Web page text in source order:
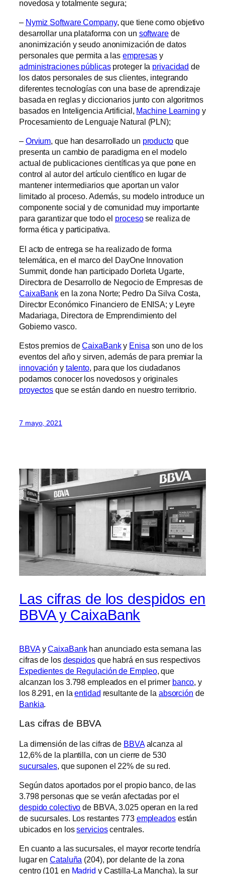
novedosa y totalmente segura;
– Nymiz Software Company, que tiene como objetivo
desarrollar una plataforma con un softwarede
anonimización y seudo anonimización de datos
personales que permita a lasempresas y
administraciones públicasproteger la privacidad de
los datos personales de sus clientes, integrando
diferentes tecnologías con una base de aprendizaje
basada en reglas y diccionarios junto con algoritmos
basados en Inteligencia Artificial, Machine Learning y
Procesamiento de Lenguaje Natural (PLN);
– Orvium, que han desarrollado un productoque
presenta un cambio de paradigma en el modelo
actual de publicaciones científicas ya que pone en
control al autor del artículo científico en lugar de
mantener intermediarios que aportan un valor
limitado al proceso. Además, su modelo introduce un
componente social y de comunidad muy importante
para garantizar que todo el procesose realiza de
forma ética y participativa.
El acto de entrega se ha realizado de forma
telemática, en el marco del DayOne Innovation
Summit, donde han participado Dorleta Ugarte,
Directora de Desarrollo de Negocio de Empresas de
CaixaBank en la zona Norte; Pedro Da Silva Costa,
Director Económico Financiero de ENISA; y Leyre
Madariaga, Directora de Emprendimiento del
Gobierno vasco.
Estos premios deCaixaBanky Enisa son uno de los
eventos del año y sirven, además de para premiar la
innovación y talento, para que los ciudadanos
podamos conocer los novedosos y originales
proyectos que se están dando en nuestro territorio.
7 mayo, 2021
Las cifras de los despidos en
BBVA y CaixaBank
BBVAyCaixaBankhan anunciado esta semana las
cifras de los despidosque habrá en sus respectivos
Expedientes de Regulación de Empleo, que
alcanzan los 3.798 empleados en el primer banco , y
los 8.291, en laentidad resultante de la absorción de
Bankia
Las cifras de BBVA
La dimensión de las cifras de BBVAalcanza al
12,6% de la plantilla, con un cierre de 530
sucursales , que suponen el 22% de su red.
Según datos aportados por el propio banco, de las
3.798 personas que se verán afectadas por el
despido colectivo de BBVA, 3.025 operan en la red
de sucursales. Los restantes 773 empleadosestán
ubicados en losservicioscentrales.
En cuanto a las sucursales, el mayor recorte tendría
lugar enCataluña (204), por delante de la zona
centro (101 en Madrid y Castilla-La Mancha), la sur